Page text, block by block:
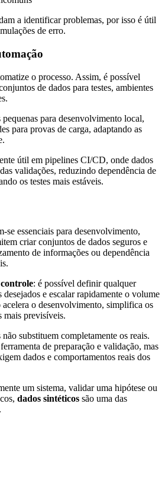
a identificar problemas, por isso é útil
de erro.
o processo. Assim, é possível
de dados para testes, ambientes
para desenvolvimento local,
para provas de carga, adaptando as
útil em pipelines CI/CD, onde dados
validações, reduzindo dependência de
os testes mais estáveis.
se essenciais para desenvolvimento,
criar conjuntos de dados seguros e
de informações ou dependência
controle: é possível definir qualquer
e escalar rapidamente o volume
acelera o desenvolvimento, simplifica os
mais previsíveis.
substituem completamente os reais.
de preparação e validação, mas
dados e comportamentos reais dos
um sistema, validar uma hipótese ou
dados sintéticos são uma das